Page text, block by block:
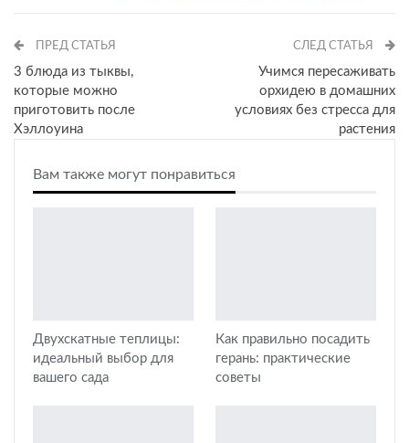
ПРЕД СТАТЬЯ
3 блюда из тыквы,
которые можно
приготовить после
Хэллоуина
СЛЕД СТАТЬЯ
Учимся пересаживать
орхидею в домашних
условиях без стресса для
растения
Вам также могут понравиться
Двухскатные теплицы:
идеальный выбор для
вашего сада
Как правильно посадить
герань: практические
советы